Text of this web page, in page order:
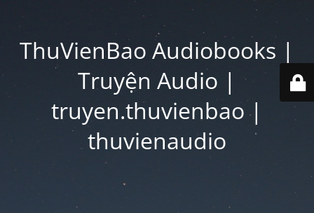
ThuVienBao Audiobooks |
Truyện Audio |
truyen.thuvienbao |
thuvienaudio